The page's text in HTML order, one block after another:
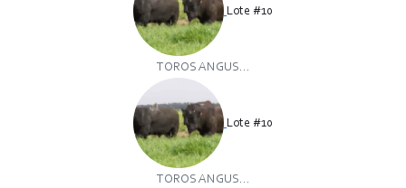
Lote #10
TOROS ANGUS...
Lote #10
TOROS ANGUS...